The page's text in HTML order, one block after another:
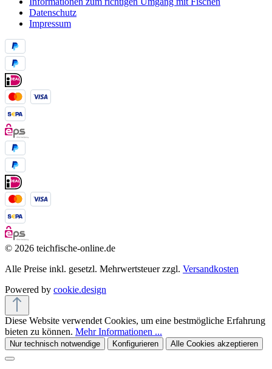
Datenschutz
Impressum
© 2026 teichfische-online.de
Alle Preise inkl. gesetzl. Mehrwertsteuer zzgl. Versandkosten
Powered by cookie.design
Diese Website verwendet Cookies, um eine bestmögliche Erfahrung
bieten zu können. Mehr Informationen ...
Nur technisch notwendige Konfigurieren Alle Cookies akzeptieren